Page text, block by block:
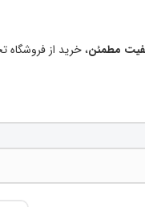
، خرید از